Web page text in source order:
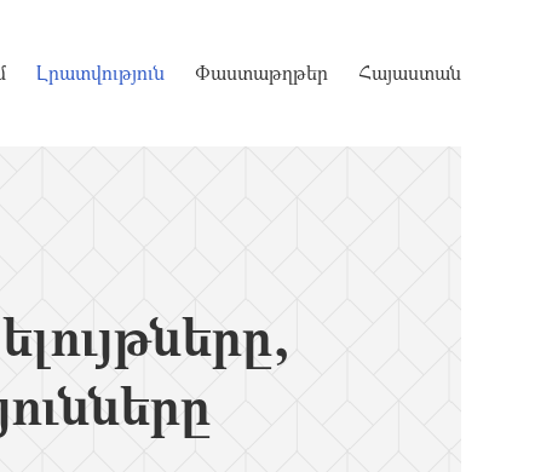
Լրատվություն Փաստաթղթեր Հայաստան